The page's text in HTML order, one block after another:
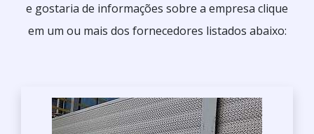
e gostaria de informações sobre a empresa clique
em um ou mais dos fornecedores listados abaixo: